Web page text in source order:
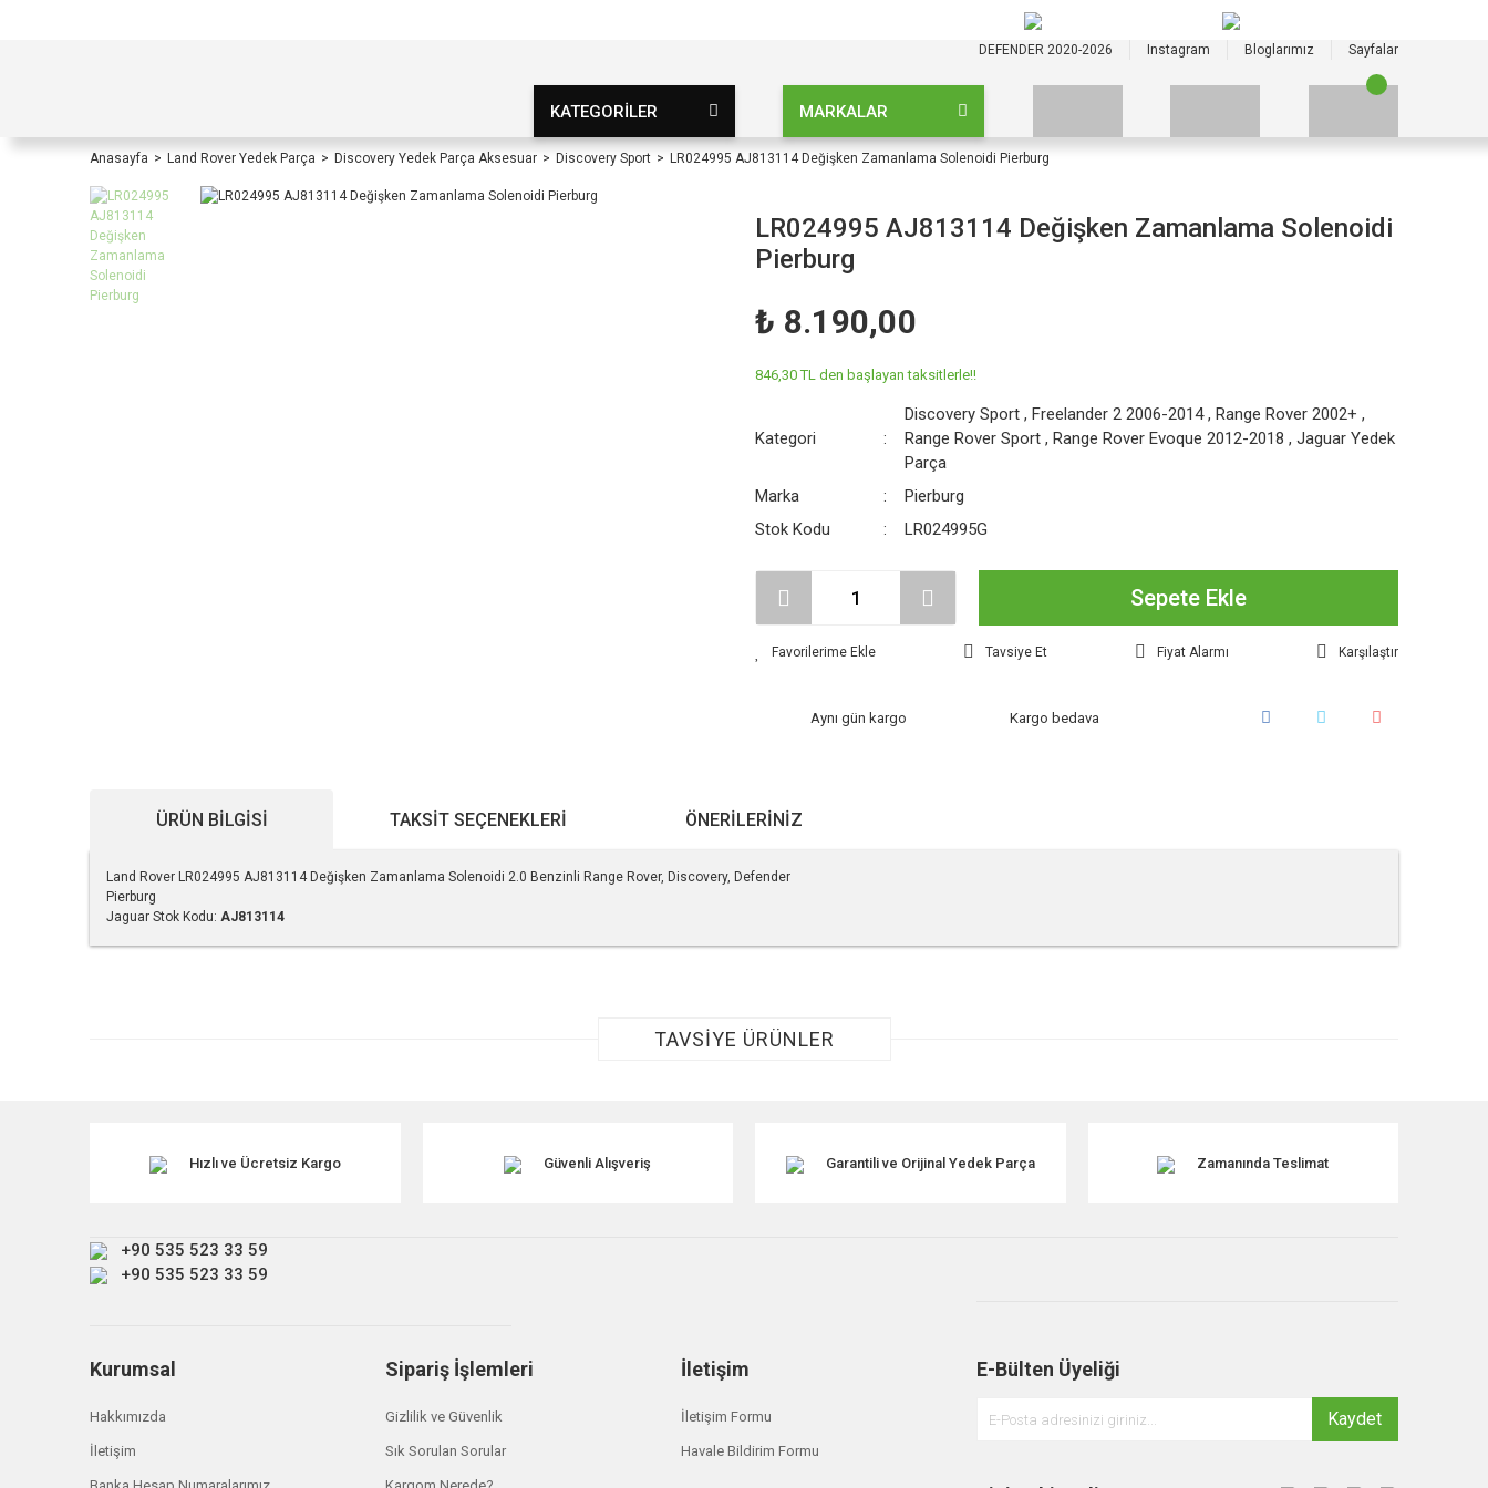
DEFENDER 2020-2026 Instagram Bloglarımız Sayfalar
KATEGORİLER MARKALAR
Anasayfa Land Rover Yedek Parça Discovery Yedek Parça Aksesuar Discovery Sport LR024995 AJ813114 Değişken Zamanlama Solenoidi Pierburg
LR024995 AJ813114 Değişken Zamanlama Solenoidi
Pierburg
₺ 8.190,00
846,30 TL den başlayan taksitlerle!!
Kategori
Discovery Sport ,Freelander 2 2006-2014 ,Range Rover 2002+ ,
Range Rover Sport ,Range Rover Evoque 2012-2018 ,Jaguar Yedek
Parça
Marka
Pierburg
Stok Kodu
LR024995G
Sepete Ekle
Tavsiye Et Fiyat Alarmı Karşılaştır
Aynı gün kargo Kargo bedava
ÜRÜN BILGISI TAKSIT SEÇENEKLERI ÖNERILERINIZ
Land Rover LR024995 AJ813114 Değişken Zamanlama Solenoidi 2.0 Benzinli Range Rover, Discovery, Defender
Pierburg
Jaguar Stok Kodu: AJ813114
Bu ürüne benzer farklı alternatifler olmalı.
TAVSİYE ÜRÜNLER
Hızlı ve Ücretsiz Kargo Güvenli Alışveriş Garantili ve Orijinal Yedek Parça Zamanında Teslimat
+90 535 523 33 59
+90 535 523 33 59
Kurumsal
Hakkımızda
İletişim
Sipariş İşlemleri
Gizlilik ve Güvenlik
Sık Sorulan Sorular
İletişim
İletişim Formu
Havale Bildirim Formu
E-Bülten Üyeliği
Kaydet